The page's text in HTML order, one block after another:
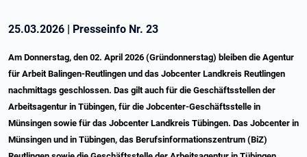
25.03.2026 | Presseinfo Nr. 23
Am Donnerstag, den 02. April 2026 (Gründonnerstag) bleiben die Agentur
für Arbeit Balingen-Reutlingen und das Jobcenter Landkreis Reutlingen
nachmittags geschlossen. Das gilt auch für die Geschäftsstellen der
Arbeitsagentur in Tübingen, für die Jobcenter-Geschäftsstelle in
Münsingen sowie für das Jobcenter Landkreis Tübingen. Das Jobcenter in
Münsingen und in Tübingen, das Berufsinformationszentrum (BiZ)